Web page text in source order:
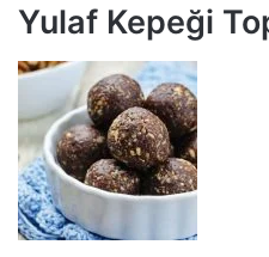
Yulaf Kepeği